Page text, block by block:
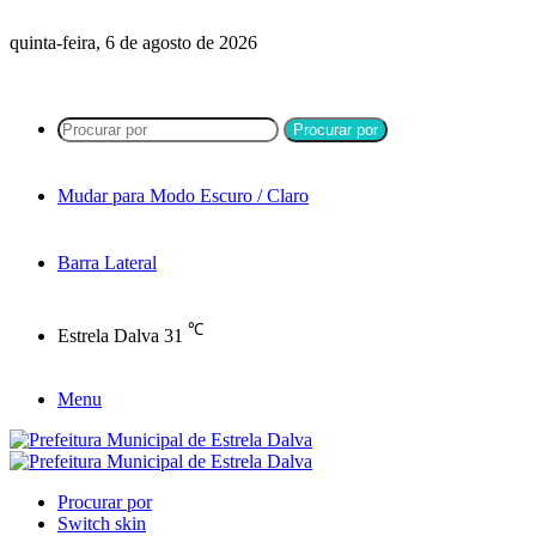
quinta-feira, 6 de agosto de 2026
Procurar por
Mudar para Modo Escuro / Claro
Barra Lateral
Estrela Dalva 31 ℃
Menu
Procurar por
Switch skin